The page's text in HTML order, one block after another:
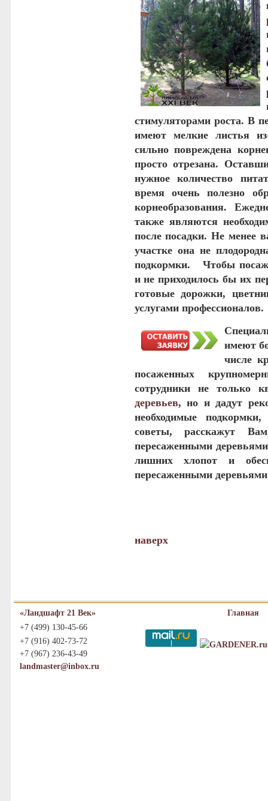
стимуляторами роста. В
имеют мелкие листья
сильно повреждена
просто отрезана.
нужное количество
время очень полезно
корнеобразования.
также являются
после посадки. Не менее
участке она не
подкормки. Чтобы
и не приходилось бы их
готовые дорожки,
услугами профессионалов.
имеют
числе
посаженных
сотрудники не только
деревьев, но и дадут
необходимые
советы, расскажут
пересаженными
лишних хлопот и
пересаженными
наверх
«Ландшафт 21 Век»
+7 (499) 130-45-66
+7 (916) 402-73-72
+7 (967) 236-43-49
landmaster@inbox.ru
Главная